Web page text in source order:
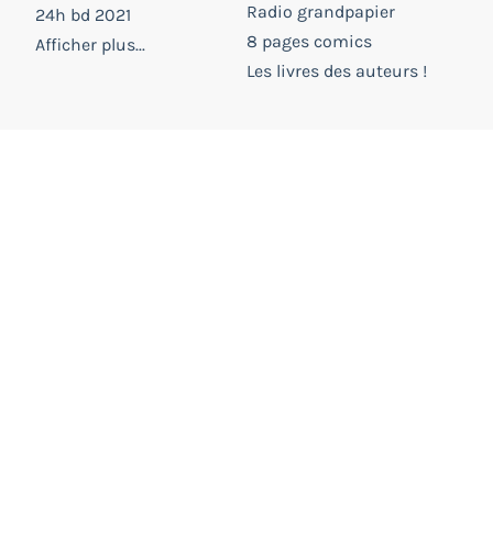
24h bd 2021
Afficher plus...
Radio grandpapier
8 pages comics
Les livres des auteurs !